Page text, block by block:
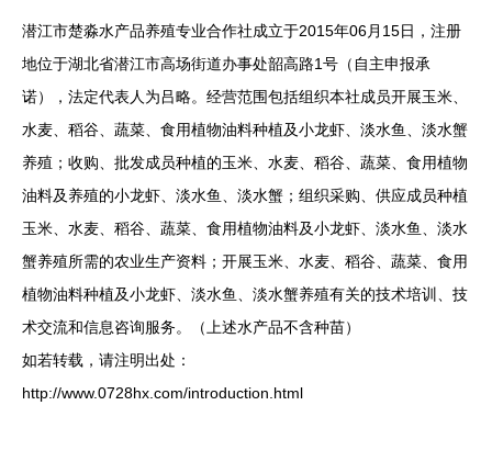
潜江市楚淼水产品养殖专业合作社成立于2015年06月15日，注册
地位于湖北省潜江市高场街道办事处韶高路1号（自主申报承
诺），法定代表人为吕略。经营范围包括组织本社成员开展玉米、
水麦、稻谷、蔬菜、食用植物油料种植及小龙虾、淡水鱼、淡水蟹
养殖；收购、批发成员种植的玉米、水麦、稻谷、蔬菜、食用植物
油料及养殖的小龙虾、淡水鱼、淡水蟹；组织采购、供应成员种植
玉米、水麦、稻谷、蔬菜、食用植物油料及小龙虾、淡水鱼、淡水
蟹养殖所需的农业生产资料；开展玉米、水麦、稻谷、蔬菜、食用
植物油料种植及小龙虾、淡水鱼、淡水蟹养殖有关的技术培训、技
术交流和信息咨询服务。（上述水产品不含种苗）
如若转载，请注明出处：
http://www.0728hx.com/introduction.html